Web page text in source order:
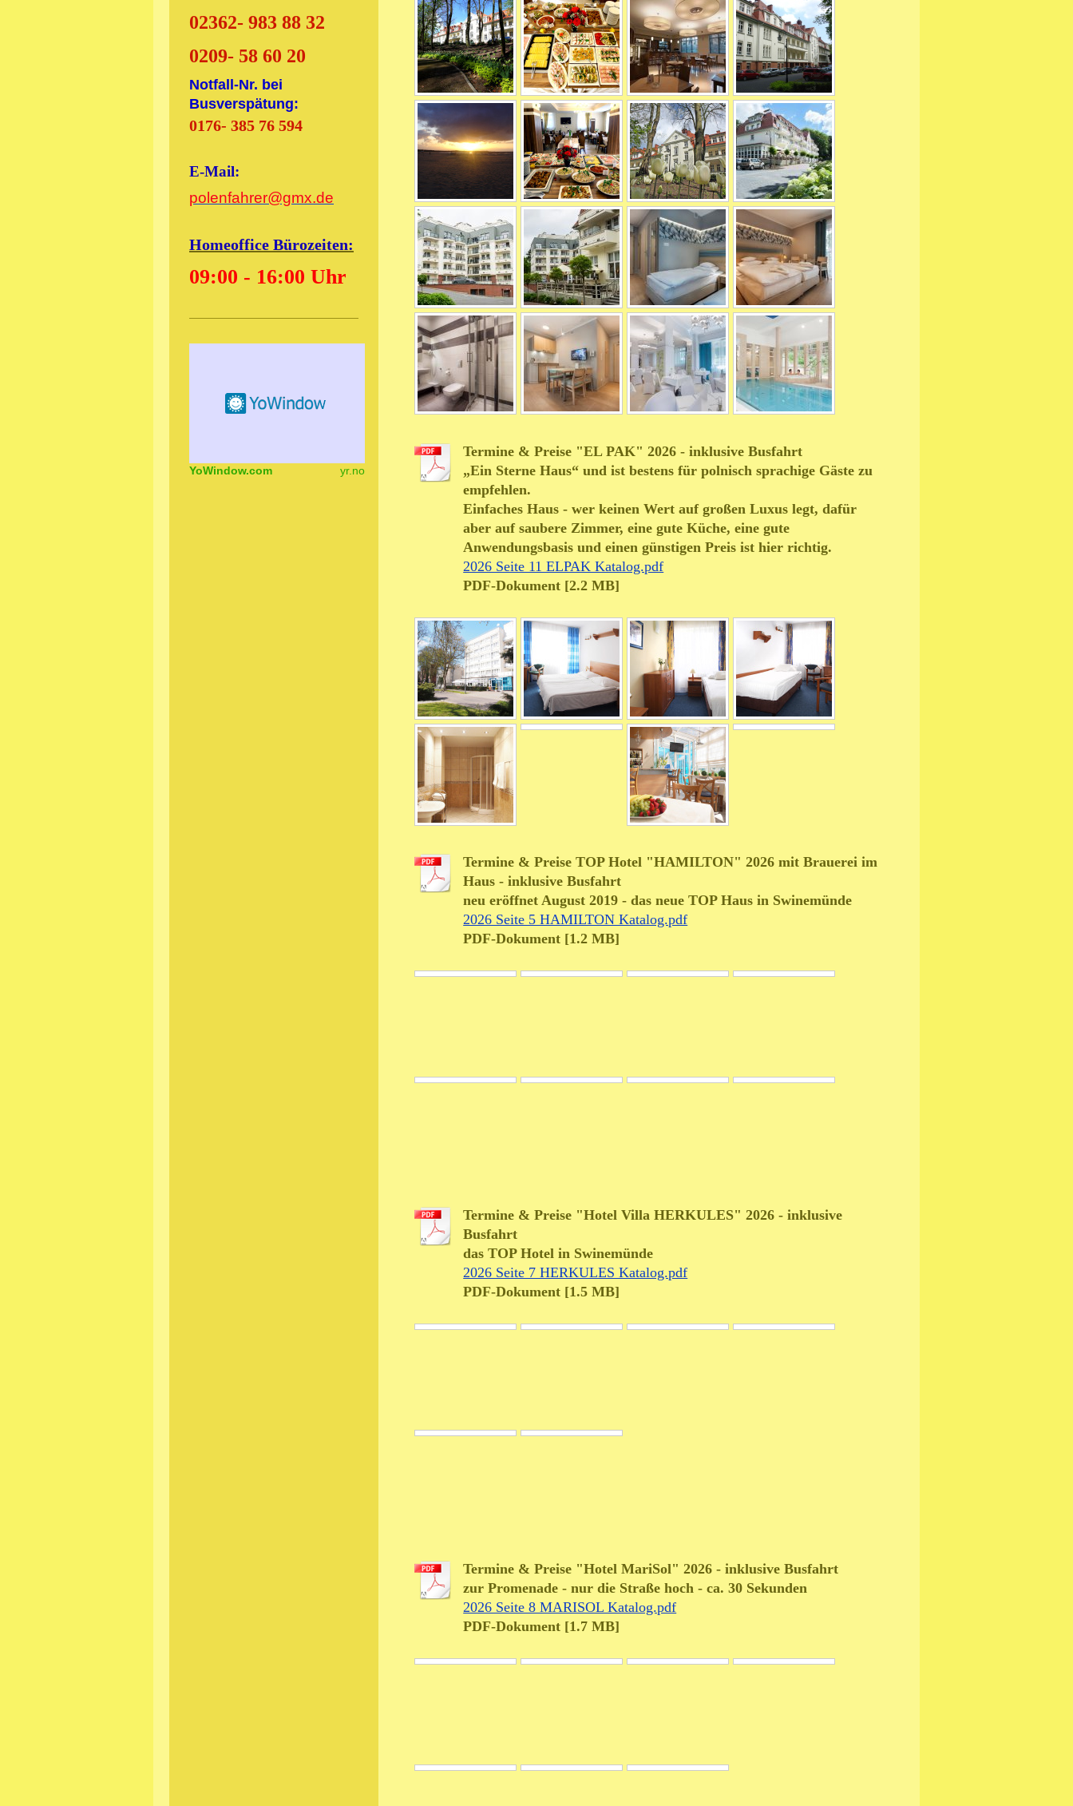
Termine & Preise "EL PAK" 2026 - inklusive Busfahrt
„Ein Sterne Haus“ und ist bestens für polnisch sprachige Gäste zu
empfehlen.
Einfaches Haus - wer keinen Wert auf großen Luxus legt, dafür
aber auf saubere Zimmer, eine gute Küche, eine gute
Anwendungsbasis und einen günstigen Preis ist hier richtig.
2026 Seite 11 ELPAK Katalog.pdf
PDF-Dokument [2.2 MB]
Termine & Preise TOP Hotel "HAMILTON" 2026 mit Brauerei im
Haus - inklusive Busfahrt
neu eröffnet August 2019 - das neue TOP Haus in Swinemünde
2026 Seite 5 HAMILTON Katalog.pdf
PDF-Dokument [1.2 MB]
Termine & Preise "Hotel Villa HERKULES" 2026 - inklusive
Busfahrt
das TOP Hotel in Swinemünde
2026 Seite 7 HERKULES Katalog.pdf
PDF-Dokument [1.5 MB]
Termine & Preise "Hotel MariSol" 2026 - inklusive Busfahrt
zur Promenade - nur die Straße hoch - ca. 30 Sekunden
2026 Seite 8 MARISOL Katalog.pdf
PDF-Dokument [1.7 MB]
02362- 983 88 32
0209- 58 60 20
Notfall-Nr. bei
Busverspätung:
0176- 385 76 594
E-Mail:
polenfahrer@gmx.de
Homeoffice Bürozeiten:
09:00 - 16:00 Uhr
YoWindow.com yr.no